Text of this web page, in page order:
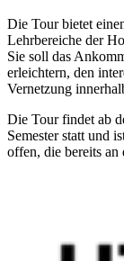
Die Tour bietet
Lehrbereiche der
Sie soll das
erleichtern, den
Vernetzung
Die Tour findet ab
Semester statt und
offen, die bereits an